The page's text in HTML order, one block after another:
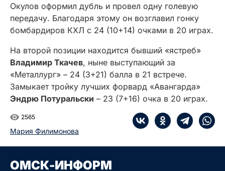
Окулов оформил дубль и провел одну голевую
передачу. Благодаря этому он возглавил гонку
бомбардиров КХЛ с 24 (10+14) очками в 20 играх.
На второй позиции находится бывший «ястреб»
Владимир Ткачев, ныне выступающий за
«Металлург» – 24 (3+21) балла в 21 встрече.
Замыкает тройку лучших форвард «Авангарда»
Эндрю Потуральски – 23 (7+16) очка в 20 играх.
2565
Мария Филимонова
ОМСК-ИНФОРМ